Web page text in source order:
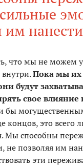
им
что мы не можем
Пока мы их
будут
свое
бы
концов, это
Мы способны
не позволяя им
эти